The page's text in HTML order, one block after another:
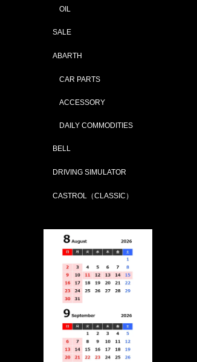
OIL
SALE
ABARTH
CAR PARTS
ACCESSORY
DAILY COMMODITIES
BELL
DRIVING SIMULATOR
CASTROL（CLASSIC）